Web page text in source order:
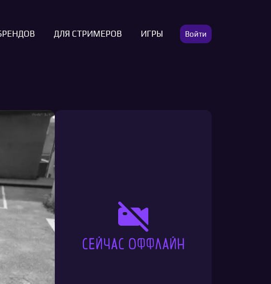
Войти
ДЛЯ СТРИМЕРОВ ИГРЫ
Сейчас оффлайн